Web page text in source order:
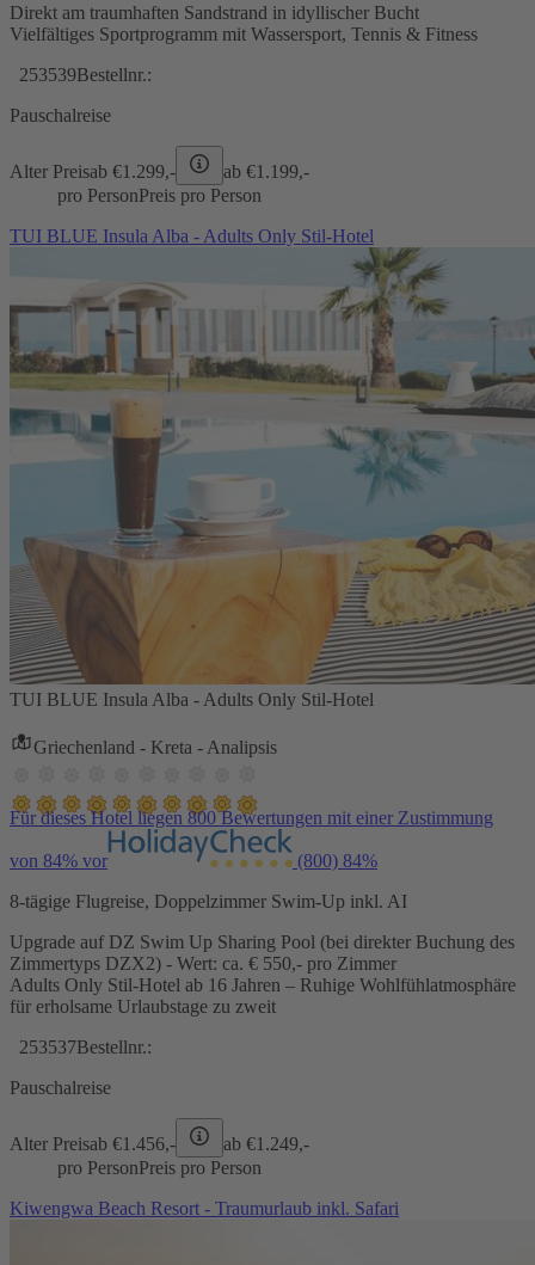
Direkt am traumhaften Sandstrand in idyllischer Bucht
Vielfältiges Sportprogramm mit Wassersport, Tennis & Fitness
253539Bestellnr.:
Pauschalreise
Alter Preisab €1.299,- ab €1.199,-
pro PersonPreis pro Person
TUI BLUE Insula Alba - Adults Only Stil-Hotel
TUI BLUE Insula Alba - Adults Only Stil-Hotel
Griechenland - Kreta - Analipsis
Für dieses Hotel liegen 800 Bewertungen mit einer Zustimmung
von 84% vor (800) 84%
8-tägige Flugreise, Doppelzimmer Swim-Up inkl. AI
Upgrade auf DZ Swim Up Sharing Pool (bei direkter Buchung des
Zimmertyps DZX2) - Wert: ca. € 550,- pro Zimmer
Adults Only Stil-Hotel ab 16 Jahren – Ruhige Wohlfühlatmosphäre
für erholsame Urlaubstage zu zweit
253537Bestellnr.:
Pauschalreise
Alter Preisab €1.456,- ab €1.249,-
pro PersonPreis pro Person
Kiwengwa Beach Resort - Traumurlaub inkl. Safari